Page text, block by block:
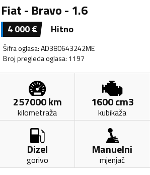
Fiat - Bravo - 1.6
4 000€ Hitno
Šifra oglasa:AD380643242ME
Broj pregleda oglasa: 1197
257000km
kilometraža
1600cm3
kubikaža
Dizel
gorivo
Manuelni
mjenjač